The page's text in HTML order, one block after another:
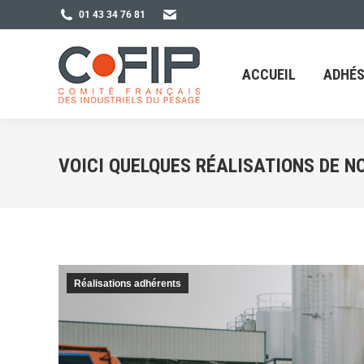
01 43 34 76 81
ACCUEIL
VOICI QUELQUES RÉALISATIONS DE
Réalisations adhérents
ACCUEIL ADHÉSION